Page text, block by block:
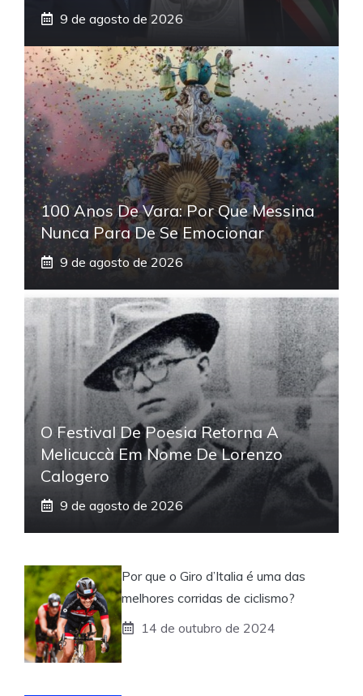
9 de agosto de 2026
100 Anos De Vara: Por Que Messina
Nunca Para De Se Emocionar
9 de agosto de 2026
O Festival De Poesia Retorna A
Melicuccà Em Nome De Lorenzo
Calogero
9 de agosto de 2026
Por que o Giro d’Italia é uma das
melhores corridas de ciclismo?
14 de outubro de 2024